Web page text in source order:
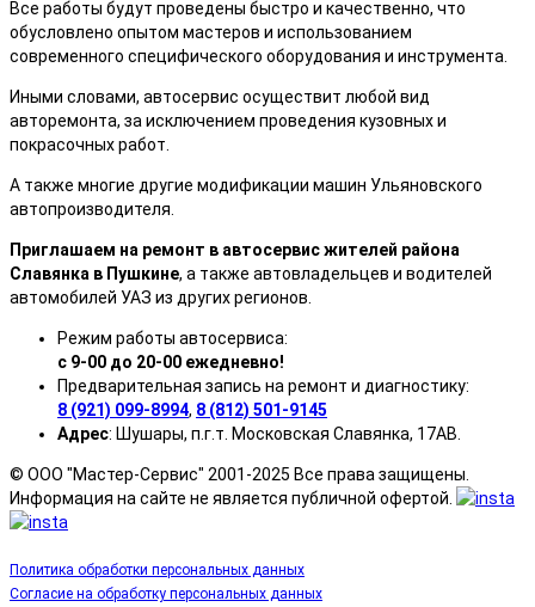
Все работы будут проведены быстро и качественно, что
обусловлено опытом мастеров и использованием
современного специфического оборудования и инструмента.
Иными словами, автосервис осуществит любой вид
авторемонта, за исключением проведения кузовных и
покрасочных работ.
А также многие другие модификации машин Ульяновского
автопроизводителя.
Приглашаем на ремонт в автосервис жителей района
Славянка в Пушкине, а также автовладельцев и водителей
автомобилей УАЗ из других регионов.
Режим работы автосервиса:
с 9-00 до 20-00 ежедневно!
Предварительная запись на ремонт и диагностику:
8 (921) 099-8994, 8 (812) 501-9145
Адрес: Шушары, п.г.т. Московская Славянка, 17АВ.
© ООО "Мастер-Сервис" 2001-2025 Все права защищены.
Информация на сайте не является публичной офертой.
Политика обработки персональных данных
Согласие на обработку персональных данных